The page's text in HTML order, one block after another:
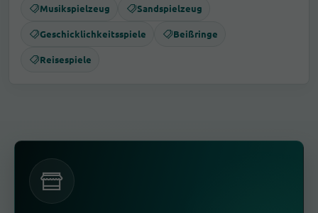
Musikspielzeug Sandspielzeug
Geschicklichkeitsspiele Beißringe
Reisespiele